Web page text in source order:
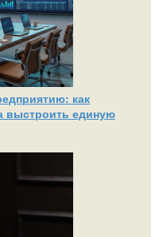
как
выстроить единую